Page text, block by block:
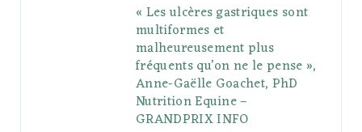
e
P
l
s
g
r
a
m
r
e
s
r
« Les ulcères gastriques sont
multiformes et
malheureusement plus
fréquents qu’on ne le pense »,
Anne-Gaëlle Goachet, PhD
Nutrition Equine –
GRANDPRIX INFO